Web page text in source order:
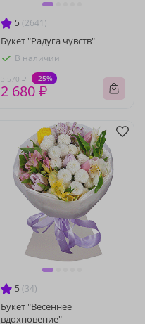
5 (2641)
Букет "Радуга чувств"
В наличии
3 570 ₽ -25%
2 680 ₽
5 (34)
Букет "Весеннее
вдохновение"